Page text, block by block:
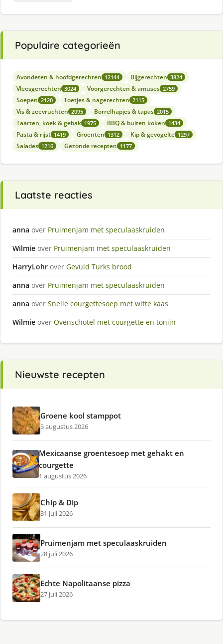
Populaire categorieën
Avondeten & hoofdgerechten 12144 Bijgerechten 3824
Vleesgerechten 3024 Voorgerechten & amuses 2759
Soepen 2120 Toetjes & nagerechten 2115
Vis & zeevruchten 2095 Borrelhapjes & tapas 2015
Taarten, koek & gebak 1975 BBQ & buiten koken 1434
Pasta & rijst 1419 Groenten 1312 Kip & gevogelte 1297
Salades 1216 Gezonde recepten 1177
Laatste reacties
anna over Pruimenjam met speculaaskruiden
Wilmie over Pruimenjam met speculaaskruiden
HarryLohr over Gevuld Turks brood
anna over Pruimenjam met speculaaskruiden
anna over Snelle courgettesoep met witte kaas
Wilmie over Ovenschotel met courgette en tonijn
Nieuwste recepten
Groene kool stamppot
5 augustus 2026
Mexicaanse groentesoep met gehakt en
courgette
1 augustus 2026
Chip & Dip
31 juli 2026
Pruimenjam met speculaaskruiden
28 juli 2026
Echte Napolitaanse pizza
27 juli 2026